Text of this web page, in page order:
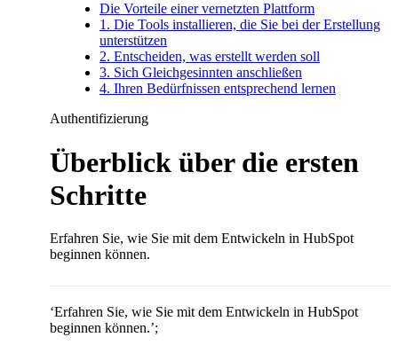
Die Vorteile einer vernetzten Plattform
1. Die Tools installieren, die Sie bei der Erstellung
unterstützen
2. Entscheiden, was erstellt werden soll
3. Sich Gleichgesinnten anschließen
4. Ihren Bedürfnissen entsprechend lernen
Authentifizierung
Überblick über die ersten
Schritte
Erfahren Sie, wie Sie mit dem Entwickeln in HubSpot
beginnen können.
‘Erfahren Sie, wie Sie mit dem Entwickeln in HubSpot
beginnen können.’;